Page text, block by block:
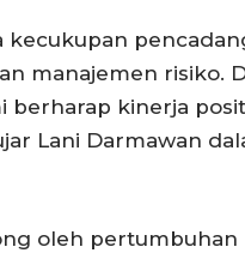
kecukupan
manajemen risiko.
berharap kinerja
Lani Darmawan
oleh pertumbuhan